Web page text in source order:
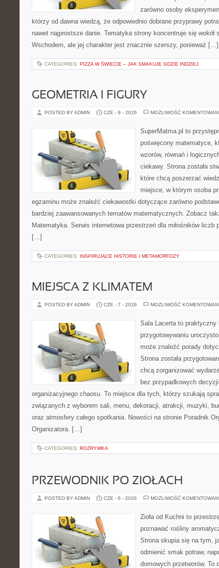
zarówno osoby
którzy od dawna wiedzą, że odpowiednio dobrane przyprawy
nawet najprostsze danie. Tematyka strony koncentruje się wokół
Wschodem, ale jej charakter jest znacznie szerszy, ponieważ […]
CATEGORIES: PIZZA W ŚWIECIE – JAK SMAKUJE GDZIE INDZIEJ
GEOMETRIA I FIGURY
POSTED BY ADMIN CZE - 9 - 2026 MOŻLIWOŚĆ
SuperMatma.pl to
poświęcony matematyce,
wzorów, równań i
ciekawy. Strona została
które chcą poszerzać
miejsce, w którym osoba
egzaminu może znaleźć ciekawostki dotyczące zarówno
bardziej zaawansowanych tematów matematycznych. Zobacz
Matematyka. Serwis internetowa przestrzeń dla miłośników liczb
[…]
CATEGORIES: INSPIRUJĄCE HISTORIE I METAMORFOZY
MIEJSCA Z KLIMATEM
POSTED BY ADMIN CZE - 7 - 2026 MOŻLIWOŚĆ
Sala Lacerta to praktyczny
przygotowywaniu
może znaleźć porady
Strona została
chcą zorganizować
bez przypadkowych
organizacyjnego chaosu. To miejsce dla tych, którzy szukają
związanych z wyborem sali, menu, dekoracji, atrakcji, muzyki,
oraz atmosfery całego spotkania. Nowości na stronie Poradnik
Organizatora. […]
CATEGORIES: ROZRYWKA
PRZEWODNIK PO ZIOŁACH
POSTED BY ADMIN CZE - 6 - 2026 MOŻLIWOŚĆ
Zioła od Kuchni to
poznawać rośliny
Strona skupia się na tym,
odmienić smak potraw,
domowych przetworów. To